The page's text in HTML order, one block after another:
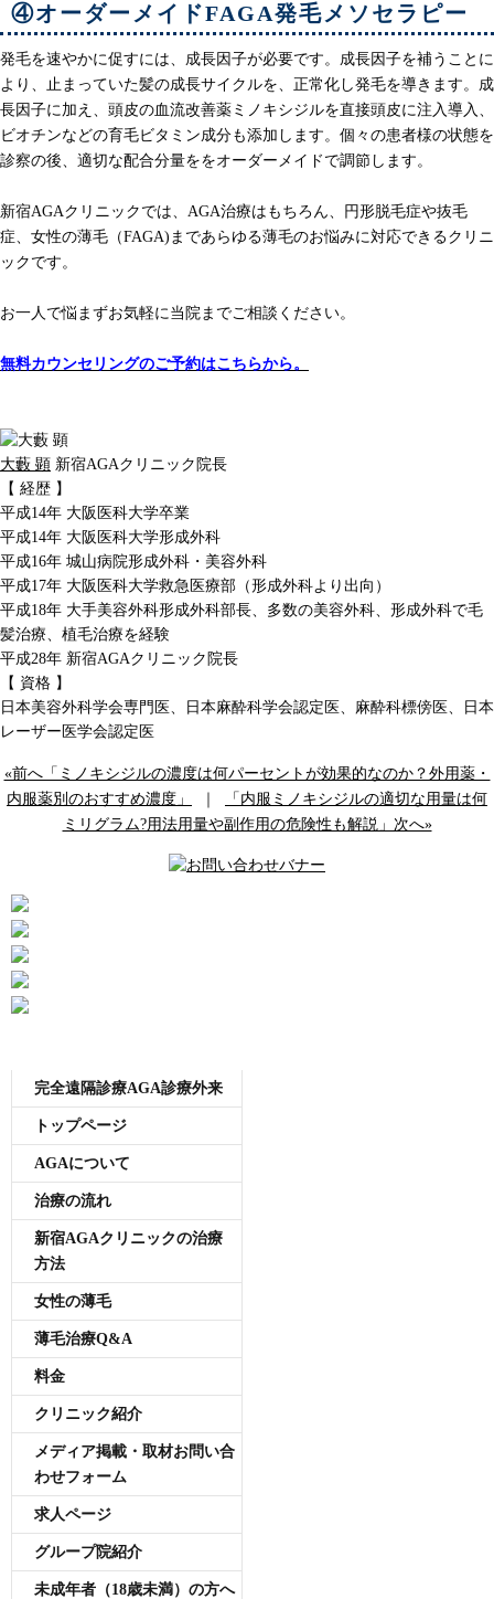
④オーダーメイドFAGA発毛メソセラピー
発毛を速やかに促すには、成長因子が必要です。成長因子を補うことに
より、止まっていた髪の成長サイクルを、正常化し発毛を導きます。成
長因子に加え、頭皮の血流改善薬ミノキシジルを直接頭皮に注入導入、
ビオチンなどの育毛ビタミン成分も添加します。個々の患者様の状態を
診察の後、適切な配合分量ををオーダーメイドで調節します。
新宿AGAクリニックでは、AGA治療はもちろん、円形脱毛症や抜毛
症、女性の薄毛（FAGA)まであらゆる薄毛のお悩みに対応できるクリニ
ックです。
お一人で悩まずお気軽に当院までご相談ください。
無料カウンセリングのご予約はこちらから。
大藪 顕 新宿AGAクリニック院長
【 経歴 】
平成14年 大阪医科大学卒業
平成14年 大阪医科大学形成外科
平成16年 城山病院形成外科・美容外科
平成17年 大阪医科大学救急医療部（形成外科より出向）
平成18年 大手美容外科形成外科部長、多数の美容外科、形成外科で毛
髪治療、植毛治療を経験
平成28年 新宿AGAクリニック院長
【 資格 】
日本美容外科学会専門医、日本麻酔科学会認定医、麻酔科標傍医、日本
レーザー医学会認定医
«前へ「ミノキシジルの濃度は何パーセントが効果的なのか？外用薬・
内服薬別のおすすめ濃度」
「内服ミノキシジルの適切な用量は何
ミリグラム?用法用量や副作用の危険性も解説」次へ»
完全遠隔診療AGA診療外来
トップページ
AGAについて
治療の流れ
新宿AGAクリニックの治療
方法
女性の薄毛
薄毛治療Q&A
料金
クリニック紹介
メディア掲載・取材お問い合
わせフォーム
求人ページ
グループ院紹介
未成年者（18歳未満）の方へ